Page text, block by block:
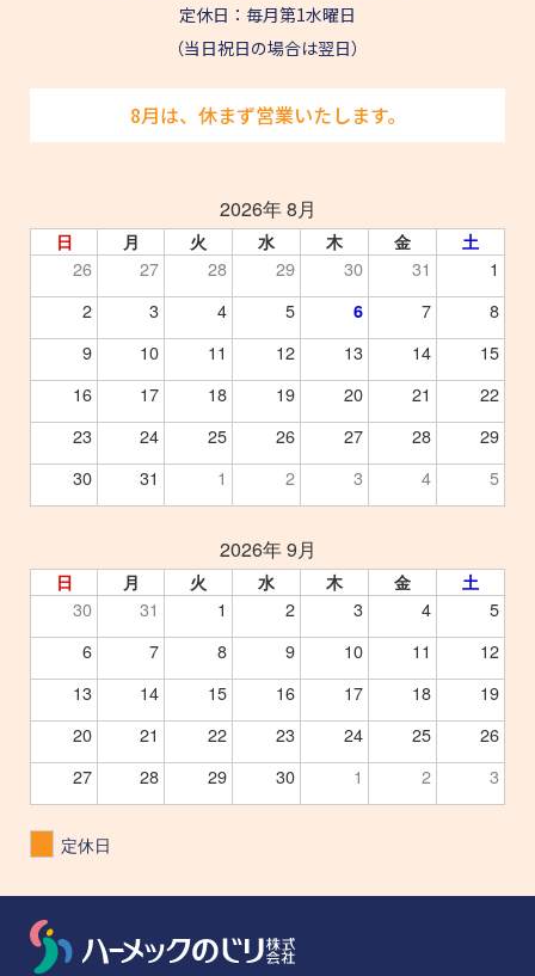
定休日：毎月第1水曜日
（当日祝日の場合は翌日）
8月は、休まず営業いたします。
2026年 8月
日 月 火 水 木 金 土
26 27 28 29 30 31
1
2
3 4 5 6 7
8
9
10 11 12 13 14
15
16
17 18 19 20 21
22
23
24 25 26 27 28
29
30
31 1 2 3 4 5
2026年 9月
日 月 火 水 木 金 土
30 31 1 2 3 4
5
6
7 8 9 10 11
12
13
14 15 16 17 18
19
20
21 22 23 24 25
26
27
28 29 30 1 2 3
定休日